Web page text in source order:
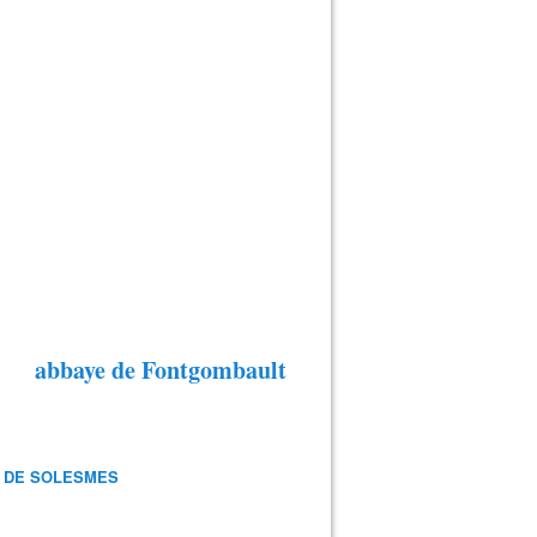
abbaye de Fontgombault
SOLESMES